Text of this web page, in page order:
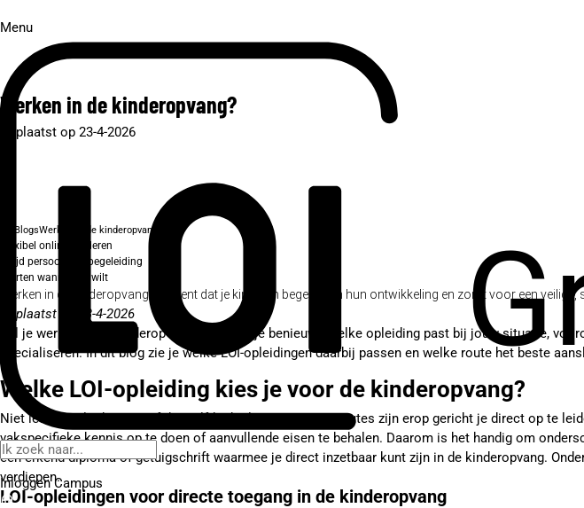
Menu
Inloggen Campus
Werken in de kinderopvang?
Geplaatst op 23-4-2026
BlogsWerken in de kinderopvang
Flexibel online studeren
Altijd persoonlijke begeleiding
Starten wanneer je wilt
Werken in de kinderopvang betekent dat je kinderen begeleidt in hun ontwikkeling en zorgt voor een
Geplaatst op 23-4-2026
Wil je werken in de kinderopvang? Dan ben je benieuwd welke opleiding past bij jouw situatie,
specialiseren. In dit blog zie je welke LOI-opleidingen daarbij passen en welke route het beste
Welke LOI-opleiding kies je voor de kinderopvang?
Niet iedere opleiding streeft hetzelfde doel na. Sommige routes zijn erop gericht je direct op te
vakspecifieke kennis op te doen of aanvullende eisen te behalen. Daarom is het handig om
een erkend diploma of getuigschrift waarmee je direct inzetbaar kunt zijn in de kinderopvang.
verdiepen.
LOI-opleidingen voor directe toegang in de kinderopvang